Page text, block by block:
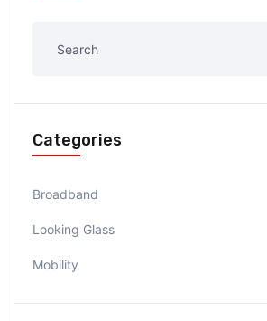
Categories
Broadband
Looking Glass
Mobility